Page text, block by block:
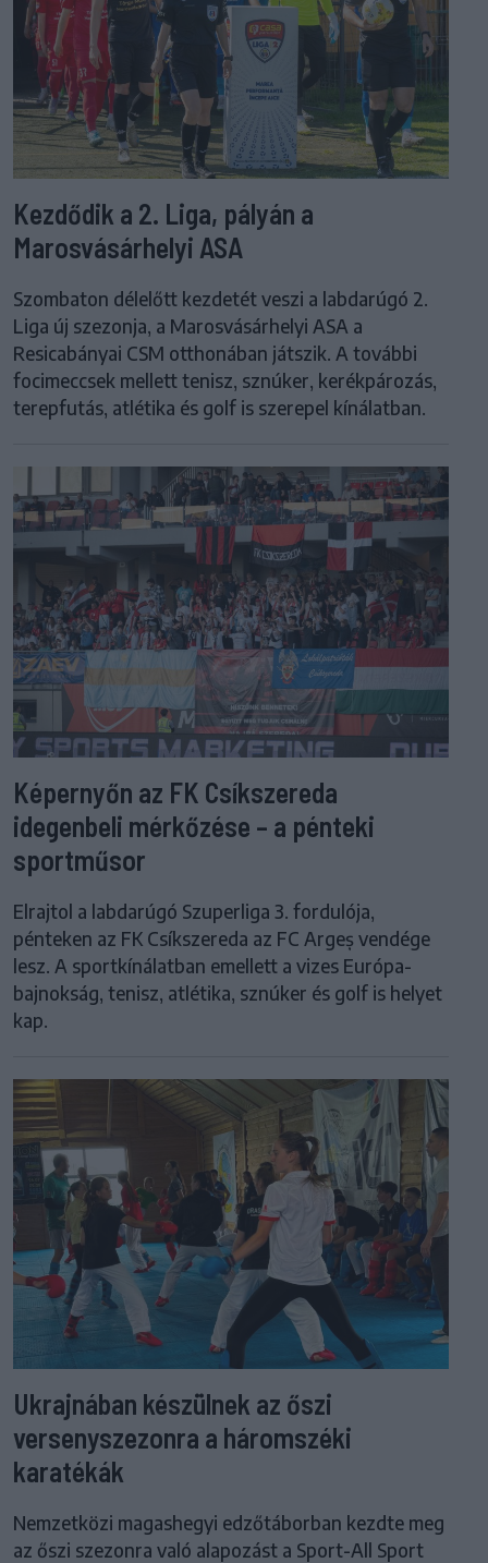
Kezdődik a 2. Liga, pályán a
Marosvásárhelyi ASA
Szombaton délelőtt kezdetét veszi a labdarúgó 2.
Liga új szezonja, a Marosvásárhelyi ASA a
Resicabányai CSM otthonában játszik. A további
focimeccsek mellett tenisz, sznúker, kerékpározás,
terepfutás, atlétika és golf is szerepel kínálatban.
Képernyőn az FK Csíkszereda
idegenbeli mérkőzése – a pénteki
sportműsor
Elrajtol a labdarúgó Szuperliga 3. fordulója,
pénteken az FK Csíkszereda az FC Argeș vendége
lesz. A sportkínálatban emellett a vizes Európa-
bajnokság, tenisz, atlétika, sznúker és golf is helyet
kap.
Ukrajnában készülnek az őszi
versenyszezonra a háromszéki
karatékák
Nemzetközi magashegyi edzőtáborban kezdte meg
az őszi szezonra való alapozást a Sport-All Sport